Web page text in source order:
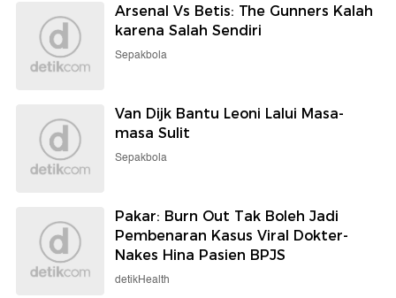
Arsenal Vs Betis: The Gunners Kalah
karena Salah Sendiri
Sepakbola
Van Dijk Bantu Leoni Lalui Masa-
masa Sulit
Sepakbola
Pakar: Burn Out Tak Boleh Jadi
Pembenaran Kasus Viral Dokter-
Nakes Hina Pasien BPJS
detikHealth